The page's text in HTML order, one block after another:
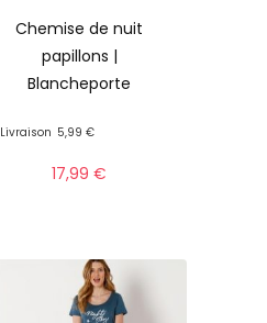
Chemise de nuit
papillons |
Blancheporte
Livraison 5,99 €
17,99€